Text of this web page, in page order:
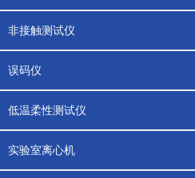
非接触测试仪
误码仪
低温柔性测试仪
实验室离心机